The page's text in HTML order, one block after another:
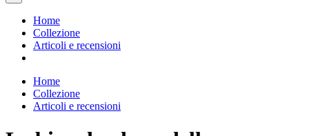
Home
Collezione
Articoli e recensioni
Home
Collezione
Articoli e recensioni